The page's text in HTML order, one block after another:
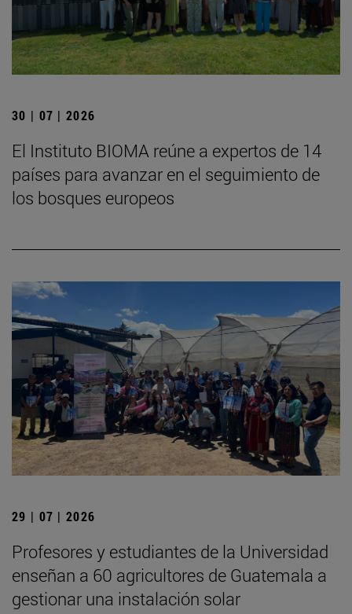
30 | 07 | 2026
El Instituto BIOMA reúne a expertos de 14
países para avanzar en el seguimiento de
los bosques europeos
29 | 07 | 2026
Profesores y estudiantes de la Universidad
enseñan a 60 agricultores de Guatemala a
gestionar una instalación solar